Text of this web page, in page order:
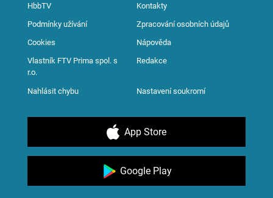
HbbTV Kontakty
Podmínky užívání Zpracování osobních údajů
Cookies Nápověda
Vlastník FTV Prima spol. s
r.o.
Redakce
Nahlásit chybu Nastavení soukromí
App Store
Google Play